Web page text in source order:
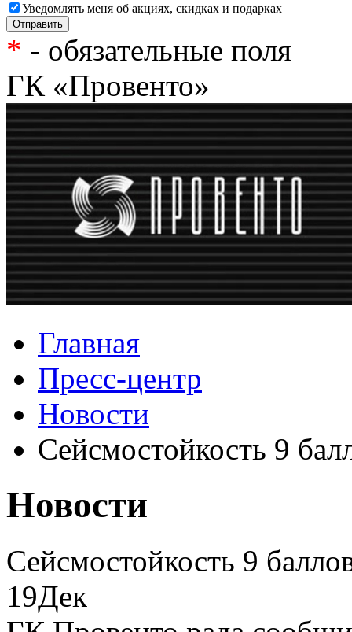
Уведомлять меня об акциях, скидках и подарках
* - обязательные поля
ГК «Провенто»
Главная
Пресс-центр
Новости
Сейсмостойкость 9
Новости
Сейсмостойкость 9
19Дек